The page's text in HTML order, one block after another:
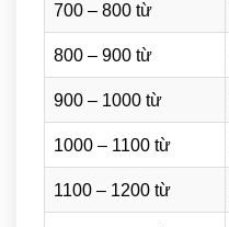
700 – 800 từ
800 – 900 từ
900 – 1000 từ
1000 – 1100 từ
1100 – 1200 từ